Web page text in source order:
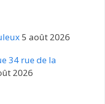
5 août 2026
34 rue de la
2026